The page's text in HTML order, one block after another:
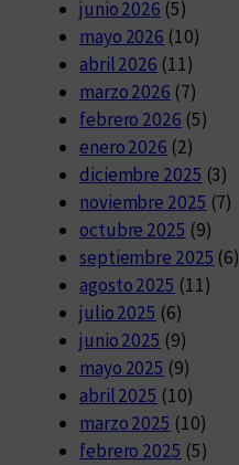
junio 2026 (5)
mayo 2026 (10)
abril 2026 (11)
marzo 2026 (7)
febrero 2026 (5)
enero 2026 (2)
diciembre 2025 (3)
noviembre 2025 (7)
octubre 2025 (9)
septiembre 2025 (6)
agosto 2025 (11)
julio 2025 (6)
junio 2025 (9)
mayo 2025 (9)
abril 2025 (10)
marzo 2025 (10)
febrero 2025 (5)